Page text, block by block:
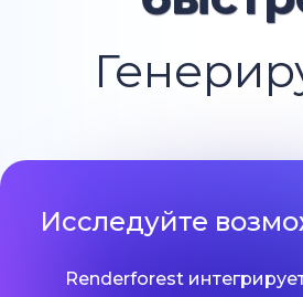
Исследуйте
Renderforest